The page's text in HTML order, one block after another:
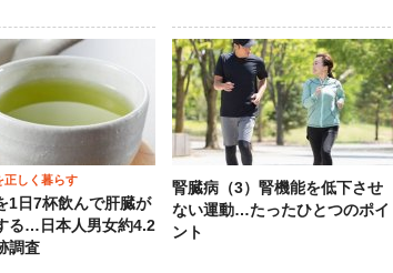
正しく暮らす
1日7杯飲んで肝臓が
る…日本人男女約4.2
調査
腎臓病（3）腎機能を低下させ
ない運動…たったひとつのポイ
ント